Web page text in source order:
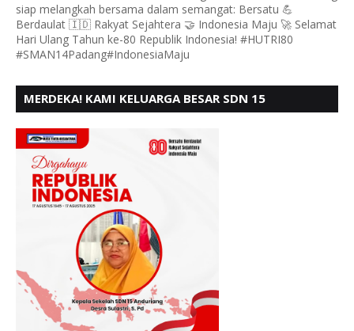
siap melangkah bersama dalam semangat: Bersatu 💪
Berdaulat 🇮🇩 Rakyat Sejahtera 🤝 Indonesia Maju 🚀 Selamat
Hari Ulang Tahun ke-80 Republik Indonesia! #HUTRI80
#SMAN14Padang#IndonesiaMaju
MERDEKA! KAMI KELUARGA BESAR SDN 15